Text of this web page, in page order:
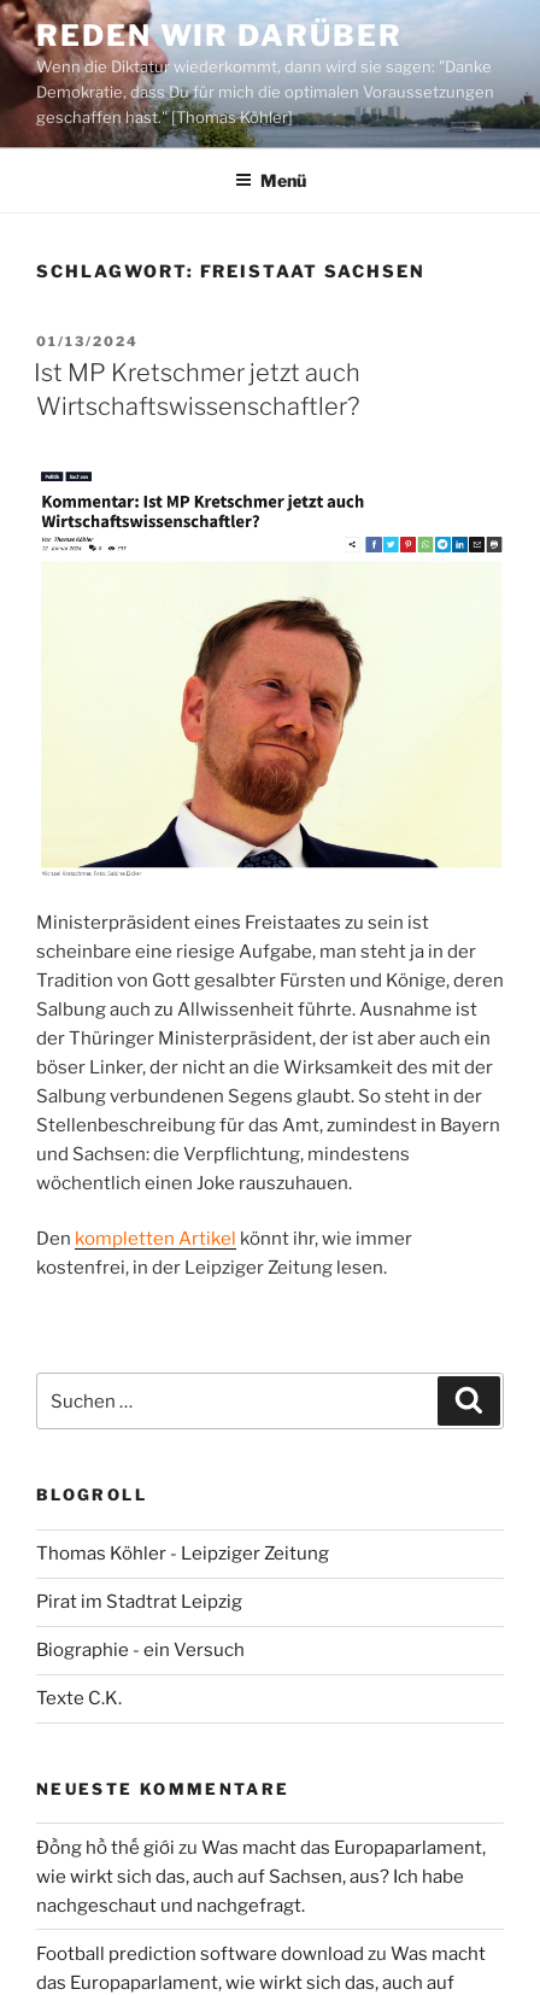
Zum
Inhalt
springen
REDEN WIR DARÜBER
Wenn die Diktatur wiederkommt, dann wird sie sagen: "Danke
Demokratie, dass Du für mich die optimalen Voraussetzungen
geschaffen hast." [Thomas Köhler]
Menü
SCHLAGWORT: FREISTAAT SACHSEN
VERÖFFENTLICHT
AM
01/13/2024
Ist MP Kretschmer jetzt auch
Wirtschaftswissenschaftler?
Ministerpräsident eines Freistaates zu sein ist
scheinbare eine riesige Aufgabe, man steht ja in der
Tradition von Gott gesalbter Fürsten und Könige, deren
Salbung auch zu Allwissenheit führte. Ausnahme ist
der Thüringer Ministerpräsident, der ist aber auch ein
böser Linker, der nicht an die Wirksamkeit des mit der
Salbung verbundenen Segens glaubt. So steht in der
Stellenbeschreibung für das Amt, zumindest in Bayern
und Sachsen: die Verpflichtung, mindestens
wöchentlich einen Joke rauszuhauen.
Den kompletten Artikel könnt ihr, wie immer
kostenfrei, in der Leipziger Zeitung lesen.
nach:
BLOGROLL
Thomas Köhler - Leipziger Zeitung
Pirat im Stadtrat Leipzig
Biographie - ein Versuch
Texte C.K.
NEUESTE KOMMENTARE
Đồng hồ thế giới zu Was macht das Europaparlament,
wie wirkt sich das, auch auf Sachsen, aus? Ich habe
nachgeschaut und nachgefragt.
Football prediction software download zu Was macht
das Europaparlament, wie wirkt sich das, auch auf